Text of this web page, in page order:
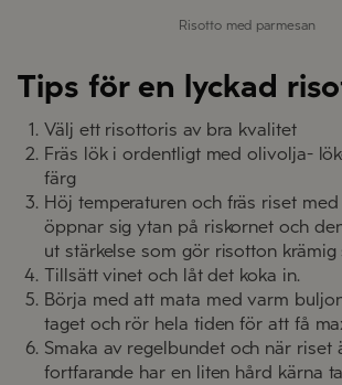
Risotto med parmesan
Tips för en lyckad
Välj ett risottoris av bra kvalitet
Fräs lök i ordentligt med olivolja-
färg
Höj temperaturen och fräs riset
öppnar sig ytan på riskornet och
ut stärkelse som gör risotton krämig
Tillsätt vinet och låt det koka in.
Börja med att mata med varm
taget och rör hela tiden för att få
Smaka av regelbundet och när riset
fortfarande har en liten hård kärna